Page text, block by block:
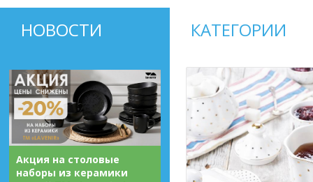
НОВОСТИ
Акция на столовые
наборы из керамики
КАТЕГОРИИ